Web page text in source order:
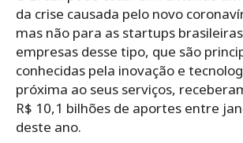
da crise causada pelo novo
mas não para as startups
empresas desse tipo, que são
conhecidas pela inovação e
próxima ao seus serviços,
R$ 10,1 bilhões de aportes entre
deste ano.